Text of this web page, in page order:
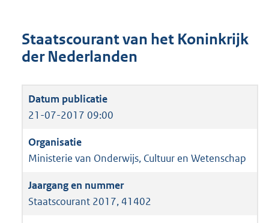
Staatscourant van het Koninkrijk
der Nederlanden
21-07-2017 09:00
Ministerie van Onderwijs, Cultuur en Wetenschap
Staatscourant 2017, 41402